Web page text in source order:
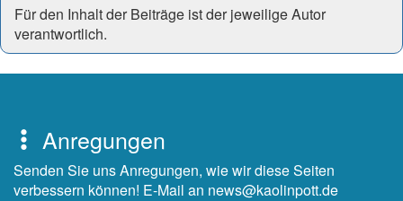
Für den Inhalt der Beiträge ist der jeweilige Autor
verantwortlich.
Anregungen
Senden Sie uns Anregungen, wie wir diese Seiten
verbessern können! E-Mail an news@kaolinpott.de